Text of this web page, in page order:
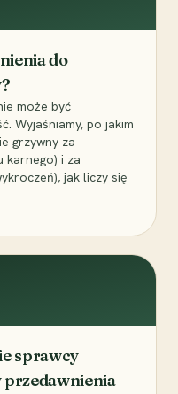
do
może być
Wyjaśniamy, po jakim
grzywny za
karnego) i za
jak liczy się
sprawcy